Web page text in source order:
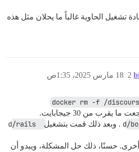
تشغيل الحاوية غالباً ما يحلان مثل هذه
18 مارس 2025، 1:35ص 2
docker rm -f /
يقرب من 30 جيجابايت.
d/ . وبعد ذلك قمت بتشغيل
d/rails
حسنًا، ذلك حل المشكلة، ويبدو أن